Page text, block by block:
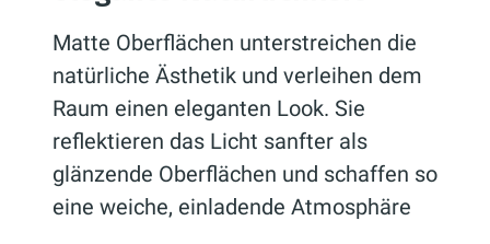
Farben oder sogar Armaturen
wie Waschbecken und
Badewannen.
Matte Oberflächen unterstreichen die
natürliche Ästhetik und verleihen dem
Raum einen eleganten Look. Sie
reflektieren das Licht sanfter als
glänzende Oberflächen und schaffen so
eine weiche, einladende Atmosphäre